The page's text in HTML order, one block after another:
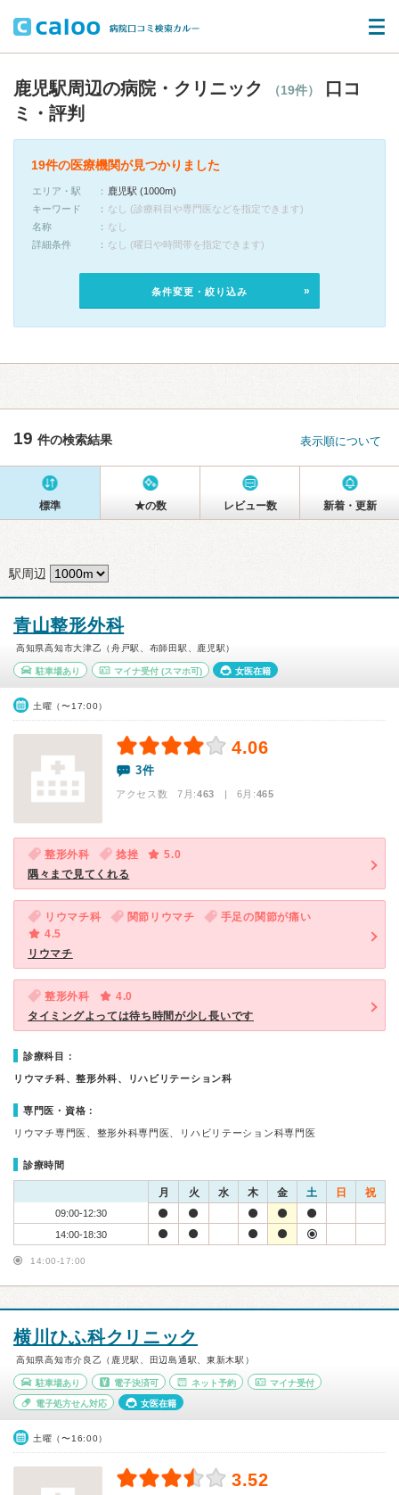
鹿児駅周辺の病院・クリニック （19件）
口コ
ミ・評判
19件の医療機関が見つかりました
エリア・駅
鹿児駅 (1000m)
キーワード
なし (診療科目や専門医などを指定できます)
名称
なし
詳細条件
なし (曜日や時間帯を指定できます)
条件変更・絞り込み
19 件の検索結果 表示順について
標準 ★の数 レビュー数 新着・更新
駅周辺
青山整形外科
高知県高知市大津乙（舟戸駅、布師田駅、鹿児駅）
駐車場あり マイナ受付(スマホ可) 女医在籍
土曜（〜17:00）
4.06
3件
アクセス数 7月:463 | 6月:465
整形外科 捻挫
5.0
隅々まで見てくれる
リウマチ科 関節リウマチ
手足の関節が痛い
4.5
リウマチ
整形外科
4.0
タイミングよっては待ち時間が少し長いです
診療科目：
リウマチ科、整形外科、リハビリテーション科
専門医・資格：
リウマチ専門医、整形外科専門医、リハビリテーション科専門医
診療時間
月 火 水 木 金 土 日 祝
09:00-12:30
14:00-18:30
14:00-17:00
横川ひふ科クリニック
高知県高知市介良乙（鹿児駅、田辺島通駅、東新木駅）
駐車場あり 電子決済可 ネット予約 マイナ受付
電子処方せん対応 女医在籍
土曜（〜16:00）
3.52